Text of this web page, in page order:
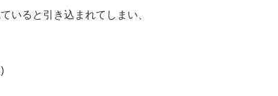
いると引き込まれてしまい、